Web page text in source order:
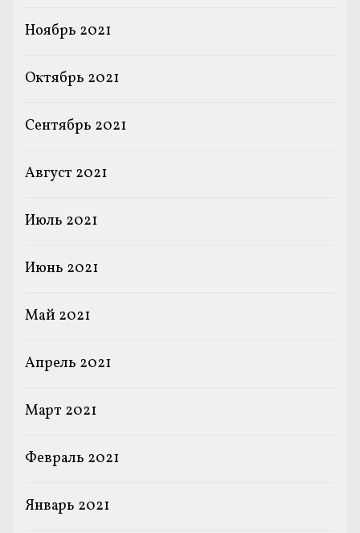
Ноябрь 2021
Октябрь 2021
Сентябрь 2021
Август 2021
Июль 2021
Июнь 2021
Май 2021
Апрель 2021
Март 2021
Февраль 2021
Январь 2021